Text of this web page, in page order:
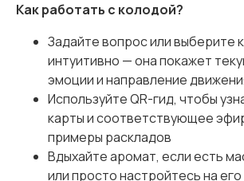
Как работать с колодой?
Задайте вопрос или выберите
интуитивно — она покажет
эмоции и направление
Используйте QR-гид, чтобы
карты и соответствующее
примеры раскладов
Вдыхайте аромат, если есть
или просто настройтесь на